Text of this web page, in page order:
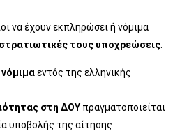
να έχουν εκπληρώσει ή νόµιµα
στρατιωτικές τους υποχρεώσεις
νόμιμαεντός της ελληνικής
στη ΔΟΥ πραγματοποιείται
υποβολής της αίτησης